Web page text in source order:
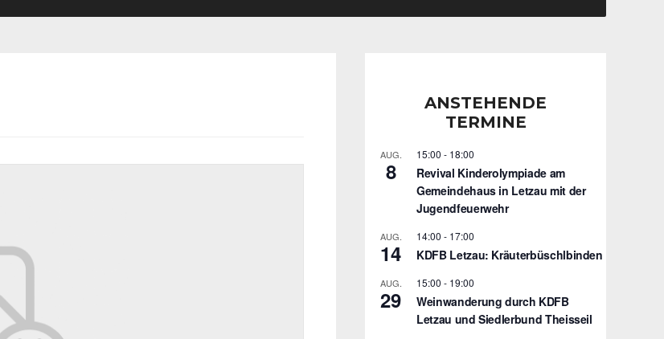
ANSTEHENDE
TERMINE
AUG.
8
15:00 - 18:00
Revival Kinderolympiade am
Gemeindehaus in Letzau mit der
Jugendfeuerwehr
AUG.
14
14:00 - 17:00
KDFB Letzau: Kräuterbüschlbinden
AUG.
29
15:00 - 19:00
Weinwanderung durch KDFB
Letzau und Siedlerbund Theisseil